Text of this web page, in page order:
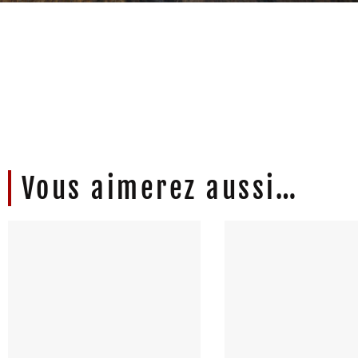
Vous aimerez aussi…